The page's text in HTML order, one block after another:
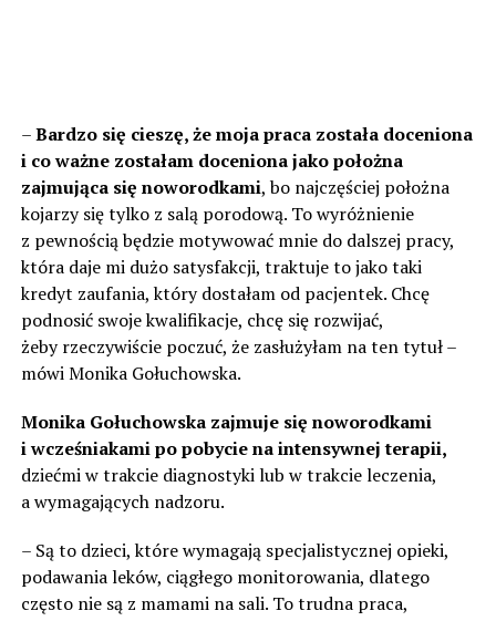
–Bardzo się cieszę, że moja praca została doceniona
i co ważne zostałam doceniona jako położna
zajmująca się noworodkami, bo najczęściej położna
kojarzy się tylko z salą porodową. To wyróżnienie
z pewnością będzie motywować mnie do dalszej pracy,
która daje mi dużo satysfakcji, traktuje to jako taki
kredyt zaufania, który dostałam od pacjentek. Chcę
podnosić swoje kwalifikacje, chcę się rozwijać,
żeby rzeczywiście poczuć, że zasłużyłam na ten tytuł –
mówi Monika Gołuchowska.
Monika Gołuchowska zajmuje się noworodkami
i wcześniakami po pobycie na intensywnej terapii,
dziećmi w trakcie diagnostyki lub w trakcie leczenia,
a wymagających nadzoru.
– Są to dzieci, które wymagają specjalistycznej opieki,
podawania leków, ciągłego monitorowania, dlatego
często nie są z mamami na sali. To trudna praca,